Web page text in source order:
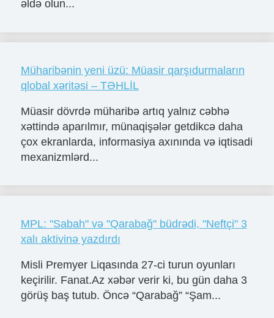
əldə olun...
Müharibənin yeni üzü: Müasir qarşıdurmaların
qlobal xəritəsi – TƏHLİL
Müasir dövrdə müharibə artıq yalnız cəbhə
xəttində aparılmır, münaqişələr getdikcə daha
çox ekranlarda, informasiya axınında və iqtisadi
mexanizmlərd...
MPL: "Sabah" və "Qarabağ" büdrədi, "Neftçi" 3
xalı aktivinə yazdırdı
Misli Premyer Liqasında 27-ci turun oyunları
keçirilir. Fanat.Az xəbər verir ki, bu gün daha 3
görüş baş tutub. Öncə “Qarabağ” “Şam...